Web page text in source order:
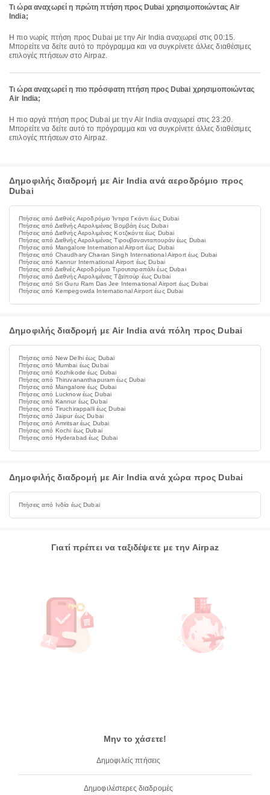
Τι ώρα αναχωρεί η πρώτη πτήση προς Dubai χρησιμοποιώντας Air
India;
Η πιο νωρίς πτήση προς Dubai με την Air India αναχωρεί στις 00:15.
Μπορείτε να δείτε αυτό το πρόγραμμα και να συγκρίνετε άλλες διαθέσιμες
επιλογές πτήσεων στο Airpaz.
Τι ώρα αναχωρεί η πιο πρόσφατη πτήση προς Dubai χρησιμοποιώντας
Air India;
Η πιο αργά πτήση προς Dubai με την Air India αναχωρεί στις 23:20.
Μπορείτε να δείτε αυτό το πρόγραμμα και να συγκρίνετε άλλες διαθέσιμες
επιλογές πτήσεων στο Airpaz.
Δημοφιλής διαδρομή με Air India ανά αεροδρόμιο προς
Dubai
Πτήσεις από Διεθνές Αεροδρόμιο Ίντιρα Γκάντι έως Dubai
Πτήσεις από Διεθνής Αερολιμένας Βομβάη έως Dubai
Πτήσεις από Διεθνής Αερολιμένας Κοτζικόντε έως Dubai
Πτήσεις από Διεθνής Αερολιμένας Τιρουβανανταπουράν έως Dubai
Πτήσεις από Mangalore International Airport έως Dubai
Πτήσεις από Chaudhary Charan Singh International Airport έως Dubai
Πτήσεις από Kannur International Airport έως Dubai
Πτήσεις από Διεθνές Αεροδρόμιο Τιρουτσιραπάλι έως Dubai
Πτήσεις από Διεθνής Αερολιμένας Τζαϊπούρ έως Dubai
Πτήσεις από Sri Guru Ram Das Jee International Airport έως Dubai
Πτήσεις από Kempegowda International Airport έως Dubai
Δημοφιλής διαδρομή με Air India ανά πόλη προς Dubai
Πτήσεις από New Delhi έως Dubai
Πτήσεις από Mumbai έως Dubai
Πτήσεις από Kozhikode έως Dubai
Πτήσεις από Thiruvananthapuram έως Dubai
Πτήσεις από Mangalore έως Dubai
Πτήσεις από Lucknow έως Dubai
Πτήσεις από Kannur έως Dubai
Πτήσεις από Tiruchirappalli έως Dubai
Πτήσεις από Jaipur έως Dubai
Πτήσεις από Amritsar έως Dubai
Πτήσεις από Kochi έως Dubai
Πτήσεις από Hyderabad έως Dubai
Δημοφιλής διαδρομή με Air India ανά χώρα προς Dubai
Πτήσεις από Ινδία έως Dubai
Γιατί πρέπει να ταξιδέψετε με την Airpaz
Μην το χάσετε!
Δημοφιλείς πτήσεις
Δημοφιλέστερες διαδρομές